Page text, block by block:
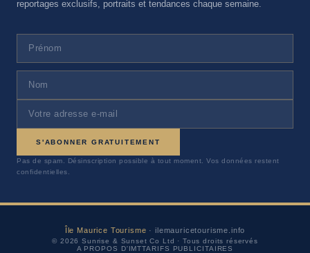
reportages exclusifs, portraits et tendances chaque semaine.
S'ABONNER GRATUITEMENT
Pas de spam. Désinscription possible à tout moment. Vos données restent
confidentielles.
Île Maurice Tourisme · ilemauricetourisme.info
© 2026 Sunrise & Sunset Co Ltd · Tous droits réservés
A PROPOS D'IMTTARIFS PUBLICITAIRES